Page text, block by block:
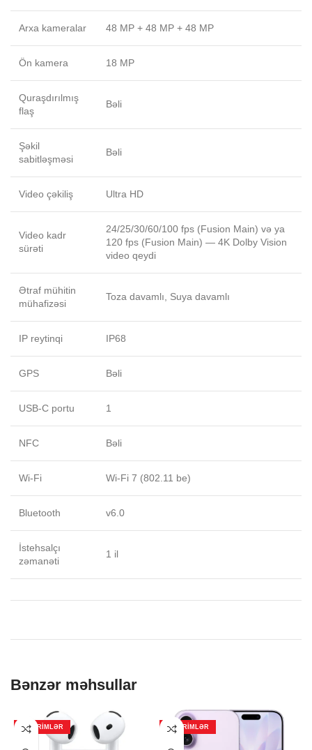
Arxa kameralar 48 MP + 48 MP + 48 MP
Ön kamera 18 MP
Quraşdırılmış
flaş
Bəli
Şəkil
sabitləşməsi
Bəli
Video çəkiliş Ultra HD
Video kadr
sürəti
24/25/30/60/100 fps (Fusion Main) və ya
120 fps (Fusion Main) — 4K Dolby Vision
video qeydi
Ətraf mühitin
mühafizəsi
Toza davamlı, Suya davamlı
IP reytinqi IP68
GPS Bəli
USB-C portu 1
NFC Bəli
Wi-Fi Wi-Fi 7 (802.11 be)
Bluetooth v6.0
İstehsalçı
zəmanəti
1 il
Bənzər məhsullar
ENDIRIMLƏR ENDIRIMLƏR